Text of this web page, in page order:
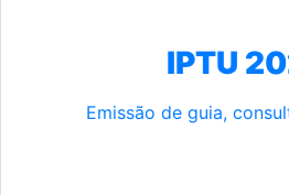
IPTU
Emissão de guia,